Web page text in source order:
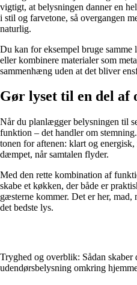
vigtigt, at belysningen danner en
i stil og farvetone, så overgangen
naturlig.
Du kan for eksempel bruge
eller kombinere materialer som
sammenhæng uden at det bliver
Gør lyset til en del af
Når du planlægger belysningen til
funktion – det handler om
tonen for aftenen: klart og
dæmpet, når samtalen flyder.
Med den rette kombination af
skabe et køkken, der både er
gæsterne kommer. Det er her, mad,
det bedste lys.
Tryghed og overblik: Sådan
udendørsbelysning omkring